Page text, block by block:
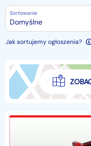
Sortowanie
Domyślne
Jak sortujemy ogłoszenia?